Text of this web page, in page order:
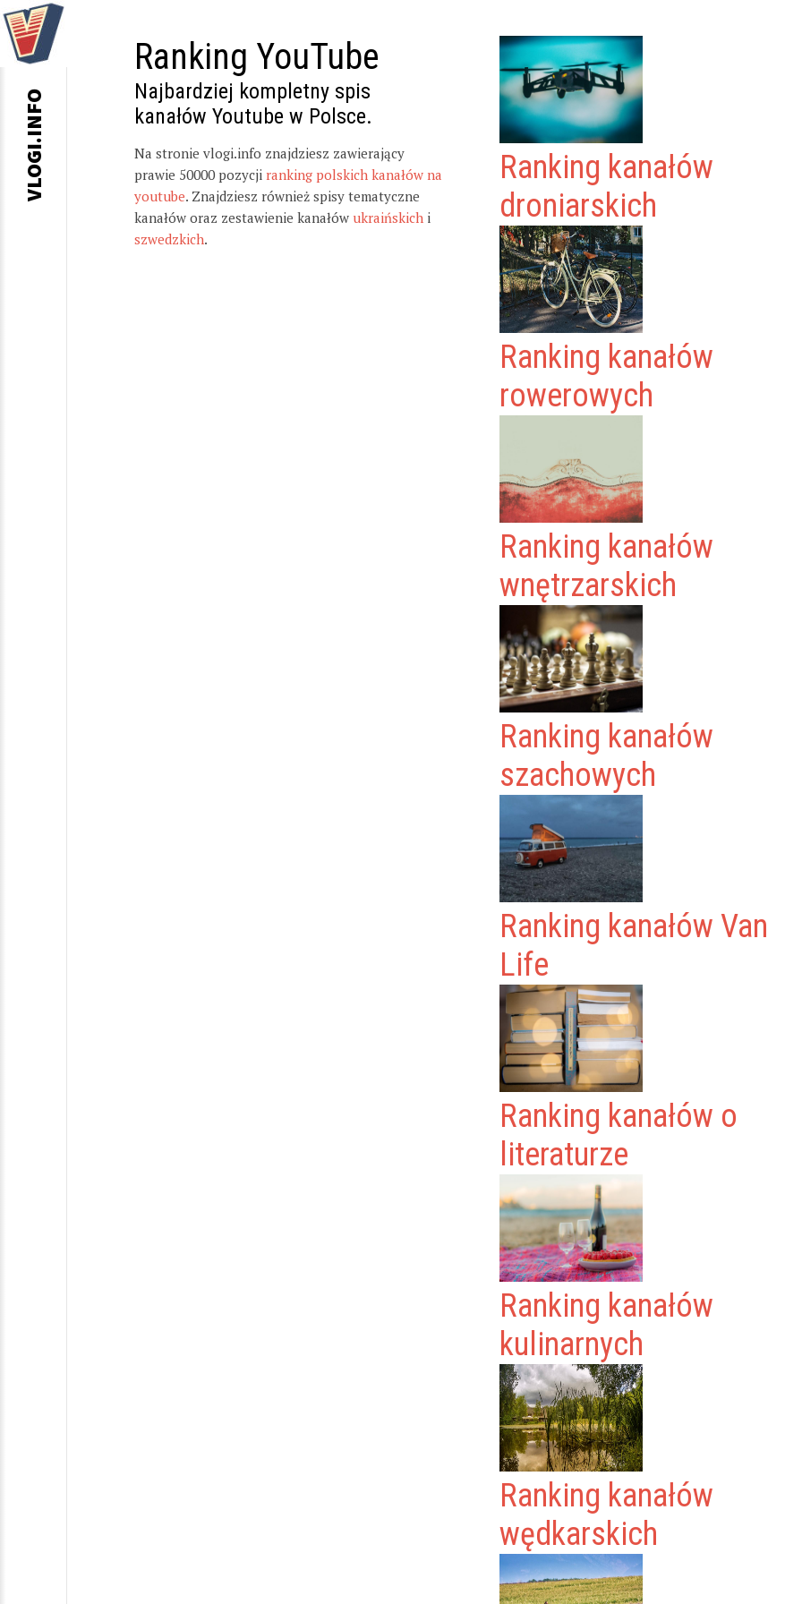
Ranking YouTube
Najbardziej kompletny spis
kanałów Youtube w Polsce.
Na stronie vlogi.info znajdziesz zawierający
prawie 50000 pozycji ranking polskich kanałów na
youtube. Znajdziesz również spisy tematyczne
kanałów oraz zestawienie kanałów ukraińskich i
szwedzkich.
Ranking kanałów
droniarskich
Ranking kanałów
rowerowych
Ranking kanałów
wnętrzarskich
Ranking kanałów
szachowych
Ranking kanałów Van
Life
Ranking kanałów o
literaturze
Ranking kanałów
kulinarnych
Ranking kanałów
wędkarskich
VLOGI.INFO